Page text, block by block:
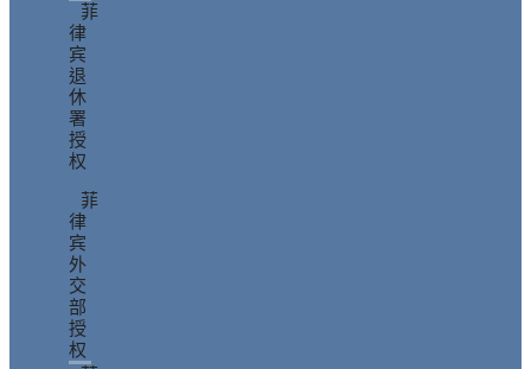
菲
律
宾
退
休
署
授
权
菲
律
宾
外
交
部
授
权